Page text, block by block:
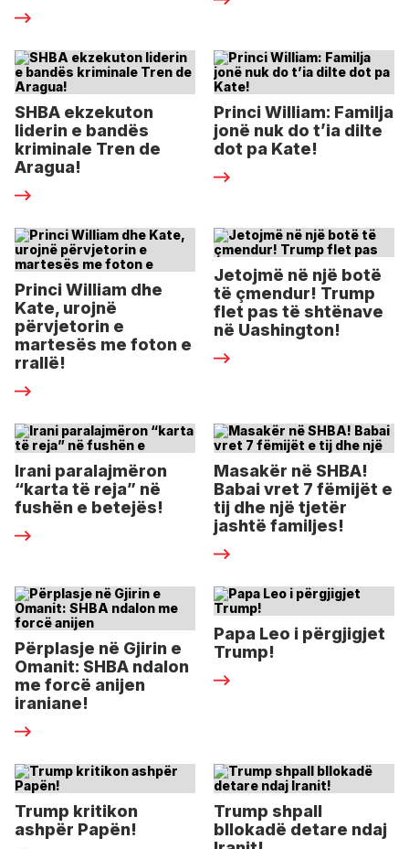
SHBA ekzekuton
liderin e bandës
kriminale Tren de
Aragua!
Princi William: Familja
jonë nuk do t’ia dilte
dot pa Kate!
Princi William dhe
Kate, urojnë
përvjetorin e
martesës me foton e
rrallë!
Jetojmë në një botë
të çmendur! Trump
flet pas të shtënave
në Uashington!
Irani paralajmëron
“karta të reja” në
fushën e betejës!
Masakër në SHBA!
Babai vret 7 fëmijët e
tij dhe një tjetër
jashtë familjes!
Përplasje në Gjirin e
Omanit: SHBA ndalon
me forcë anijen
iraniane!
Papa Leo i përgjigjet
Trump!
Trump kritikon
ashpër Papën!
Trump shpall
bllokadë detare ndaj